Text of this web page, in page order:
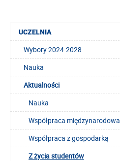
UCZELNIA
Wybory 2024-2028
Nauka
Aktualności
Nauka
Współpraca międzynarodowa
Współpraca z gospodarką
Z życia studentów